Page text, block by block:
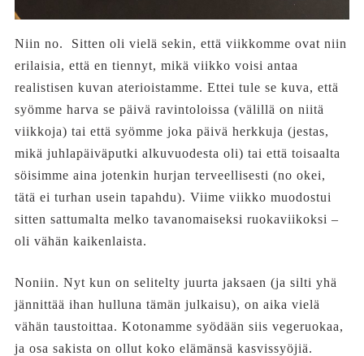
Niin no. Sitten oli vielä sekin, että viikkomme ovat niin
erilaisia, että en tiennyt, mikä viikko voisi antaa
realistisen kuvan aterioistamme. Ettei tule se kuva, että
syömme harva se päivä ravintoloissa (välillä on niitä
viikkoja) tai että syömme joka päivä herkkuja (jestas,
mikä juhlapäiväputki alkuvuodesta oli) tai että toisaalta
söisimme aina jotenkin hurjan terveellisesti (no okei,
tätä ei turhan usein tapahdu). Viime viikko muodostui
sitten sattumalta melko tavanomaiseksi ruokaviikoksi –
oli vähän kaikenlaista.
Noniin. Nyt kun on selitelty juurta jaksaen (ja silti yhä
jännittää ihan hulluna tämän julkaisu), on aika vielä
vähän taustoittaa. Kotonamme syödään siis vegeruokaa,
ja osa sakista on ollut koko elämänsä kasvissyöjiä.